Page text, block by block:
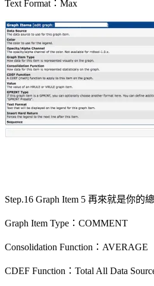
Text Format：Max
Step.16 Graph Item 5 再來就是你的
Graph Item Type：COMMENT
Consolidation Function：AVERAGE
CDEF Function：Total All Data